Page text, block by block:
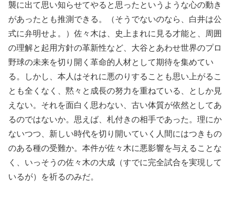
襲に出て思い知らせてやると思ったというような心の動き
があったとも推測できる。（そうでないのなら、白井は公
式に弁明せよ。）佐々木は、史上まれに見る才能と、周囲
の理解と起用方針の革新性など、大谷とあわせ世界のプロ
野球の未来を切り開く革命的人材として期待を集めてい
る。しかし、本人はそれに悪のりすることも思い上がるこ
とも全くなく、黙々と成長の努力を重ねている、としか見
えない。それを面白く思わない、古い体質が依然としてあ
るのではないか。思えば、札付きの相手であった。理にか
ないつつ、新しい時代を切り開いていく人間にはつきもの
のある種の受難か。本件が佐々木に悪影響を与えることな
く、いっそうの佐々木の大成（すでに完全試合を実現して
いるが）を祈るのみだ。